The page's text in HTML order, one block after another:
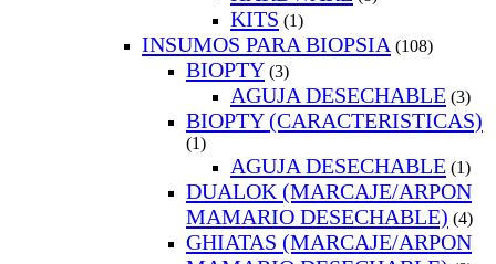
KITS (1)
INSUMOS PARA BIOPSIA (108)
BIOPTY (3)
AGUJA DESECHABLE (3)
BIOPTY (CARACTERISTICAS)
(1)
AGUJA DESECHABLE (1)
DUALOK (MARCAJE/ARPON
MAMARIO DESECHABLE) (4)
GHIATAS (MARCAJE/ARPON